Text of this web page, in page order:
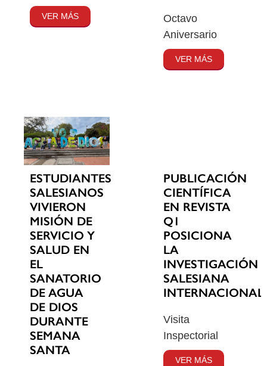
VER MÁS
Octavo
Aniversario
VER MÁS
ESTUDIANTES
SALESIANOS
VIVIERON
MISIÓN DE
SERVICIO Y
SALUD EN
EL
SANATORIO
DE AGUA
DE DIOS
DURANTE
SEMANA
SANTA
PUBLICACIÓN
CIENTÍFICA
EN REVISTA
Q1
POSICIONA
LA
INVESTIGACIÓN
SALESIANA
Visita
Inspectorial
VER MÁS